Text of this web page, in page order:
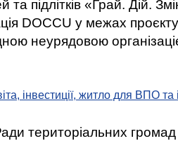
та підлітків «Грай. Дій.
DOCCU у межах
неурядовою
інвестиції, житло для ВПО
територіальних громад